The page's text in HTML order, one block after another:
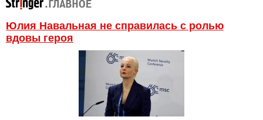
Юлия Навальная не справилась с ролью
вдовы героя